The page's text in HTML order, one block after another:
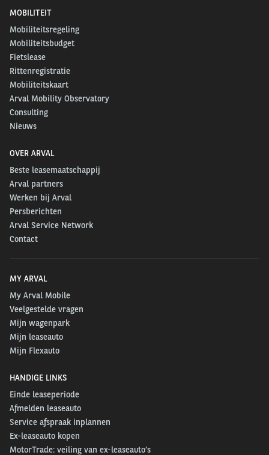
MOBILITEIT
Mobiliteitsregeling
Mobiliteitsbudget
Fietslease
Rittenregistratie
Mobiliteitskaart
Arval Mobility Observatory
Consulting
Nieuws
OVER ARVAL
Beste leasemaatschappij
Arval partners
Werken bij Arval
Persberichten
Arval Service Network
Contact
MY ARVAL
My Arval Mobile
Veelgestelde vragen
Mijn wagenpark
Mijn leaseauto
Mijn Flexauto
HANDIGE LINKS
Einde leaseperiode
Afmelden leaseauto
Service afspraak inplannen
Ex-leaseauto kopen
MotorTrade: veiling van ex-leaseauto’s